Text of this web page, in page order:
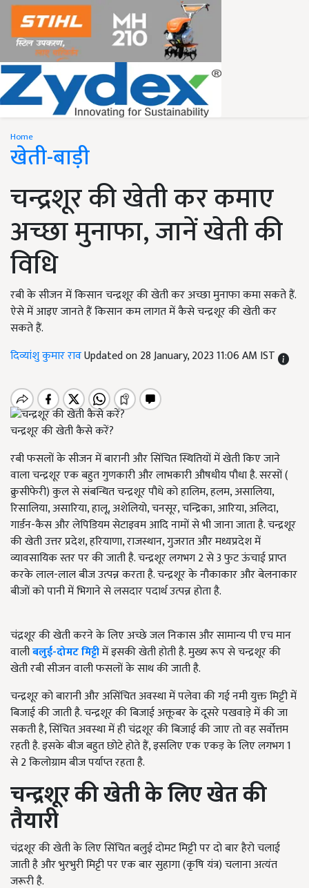
Home
खेती-बाड़ी
चन्द्रशूर की खेती कर कमाए
अच्छा मुनाफा, जानें खेती की
विधि
रबी के सीजन में किसान चन्द्रशूर की खेती कर अच्छा मुनाफा कमा सकते हैं.
ऐसे में आइए जानते हैं किसान कम लागत में कैसे चन्द्रशूर की खेती कर
सकते हैं.
दिव्यांशु कुमार रावUpdated on 28 January, 2023 11:06 AM IST
चन्द्रशूर की खेती कैसे करें?
रबी फसलों के सीजन में बारानी और सिंचित स्थितियों में खेती किए जाने
वाला चन्द्रशूर एक बहुत गुणकारी और लाभकारी औषधीय पौधा है. सरसों (
क्रुसीफेरी) कुल से संबन्धित चन्द्रशूर पौधे को हालिम, हलम, असालिया,
रिसालिया, असारिया, हालू, अशेलियो, चनसूर, चन्द्रिका, आरिया, अलिदा,
गार्डन-कैस और लेपिडियम सेटाइवम आदि नामों से भी जाना जाता है. चन्द्रशूर
की खेती उत्तर प्रदेश, हरियाणा, राजस्थान, गुजरात और मध्यप्रदेश में
व्यावसायिक स्तर पर की जाती है. चन्द्रशूर लगभग 2 से 3 फुट ऊंचाई प्राप्त
करके लाल-लाल बीज उत्पन्न करता है. चन्द्रशूर के नौकाकार और बेलनाकार
बीजों को पानी में भिगाने से लसदार पदार्थ उत्पन्न होता है.
चंद्रशूर की खेती करने के लिए अच्छे जल निकास और सामान्य पी एच मान
वालीबलुई-दोमट मिट्टीमें इसकी खेती होती है. मुख्य रूप से चन्द्रशूर की
खेती रबी सीजन वाली फसलों के साथ की जाती है.
चन्द्रशूर को बारानी और असिंचित अवस्था में पलेवा की गई नमी युक्त मिट्टी में
बिजाई की जाती है. चन्द्रशूर की बिजाई अक्तूबर के दूसरे पखवाड़े में की जा
सकती है, सिंचित अवस्था में ही चंद्रशूर की बिजाई की जाए तो वह सर्वोत्तम
रहती है. इसके बीज बहुत छोटे होते हैं, इसलिए एक एकड़ के लिए लगभग 1
से 2 किलोग्राम बीज पर्याप्त रहता है.
चन्द्रशूर की खेती के लिए खेत की
तैयारी
चंद्रशूर की खेती के लिए सिंचित बलुई दोमट मिट्टी पर दो बार हैरो चलाई
जाती है और भुरभुरी मिट्टी पर एक बार सुहागा (कृषि यंत्र) चलाना अत्यंत
जरूरी है.